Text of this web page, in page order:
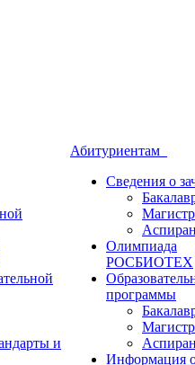
и
Абитуриентам
Сведения о
Олимпиада
РОСБИОТЕХ
программы
Информация